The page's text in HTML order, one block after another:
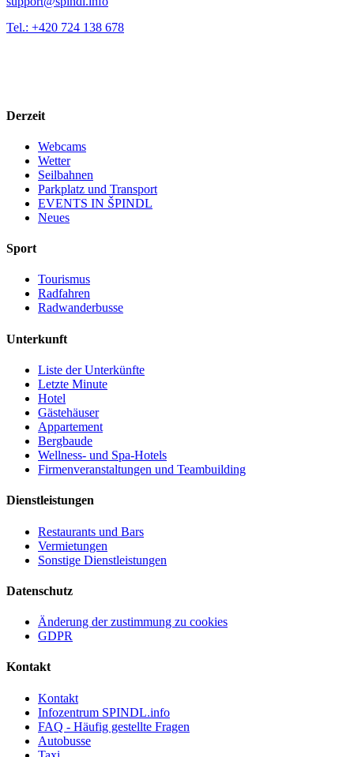
Tel.: +420 724 138 678
Derzeit
Webcams
Wetter
Seilbahnen
Parkplatz und Transport
EVENTS IN ŠPINDL
Neues
Sport
Tourismus
Radfahren
Radwanderbusse
Unterkunft
Liste der Unterkünfte
Letzte Minute
Hotel
Gästehäuser
Appartement
Bergbaude
Wellness- und Spa-Hotels
Firmenveranstaltungen und Teambuilding
Dienstleistungen
Restaurants und Bars
Vermietungen
Sonstige Dienstleistungen
Datenschutz
Änderung der zustimmung zu cookies
GDPR
Kontakt
Kontakt
Infozentrum SPINDL.info
FAQ - Häufig gestellte Fragen
Autobusse